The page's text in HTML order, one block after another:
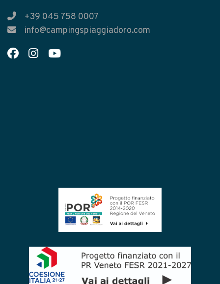
+39 045 758 0007
info@campingspiaggiadoro.com